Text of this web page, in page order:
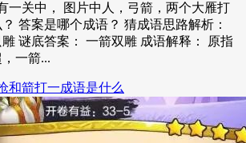
一关中， 图片中人，弓箭，两个大雁打
答案是哪个成语？ 猜成语思路解析：
谜底答案： 一箭双雕 成语解释： 原指
一箭...
和箭打一成语是什么